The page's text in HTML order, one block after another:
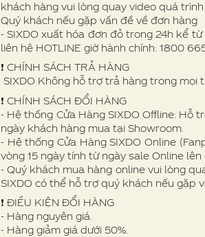
khách hàng vui lòng quay video quá
Quý khách nếu gặp vấn đề về đơn hàng
- SIXDO xuất hóa đơn đỏ trong 24h kể
liên hệ HOTLINE giờ hành chính: 1800
❗️ CHÍNH SÁCH TRẢ HÀNG
SIXDO Không hỗ trợ trả hàng trong mọi
❗️ CHÍNH SÁCH ĐỔI HÀNG
- Hệ thống Cửa Hàng SIXDO Offline: Hỗ
ngày khách hàng mua tại Showroom.
- Hệ thống Cửa Hàng SIXDO Online
vòng 15 ngày tính từ ngày sale Online
- Quý khách mua hàng online vui lòng
SIXDO có thể hỗ trợ quý khách nếu gặp
❗ ️ĐIỀU KIỆN ĐỔI HÀNG
- Hàng nguyên giá.
- Hàng giảm giá dưới 50%.